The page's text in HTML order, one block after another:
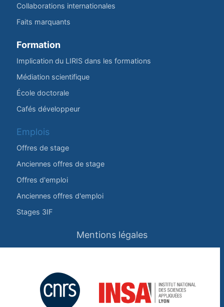
Collaborations internationales
Faits marquants
Formation
Implication du LIRIS dans les formations
Médiation scientifique
École doctorale
Cafés développeur
Emplois
Offres de stage
Anciennes offres de stage
Offres d'emploi
Anciennes offres d'emploi
Stages 3IF
Mentions légales